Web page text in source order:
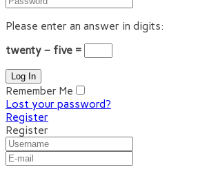
Please enter an answer in digits:
twenty − five =
Remember Me
Lost your password?
Register
Register